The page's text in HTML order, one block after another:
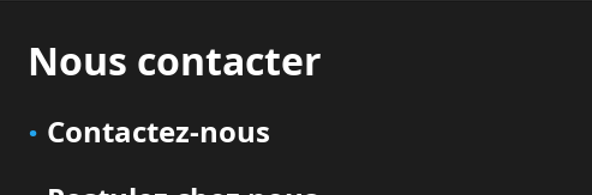
Nous contacter
Contactez-nous